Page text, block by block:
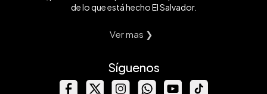
de lo que está hecho El Salvador.
Ver mas ❯
Síguenos